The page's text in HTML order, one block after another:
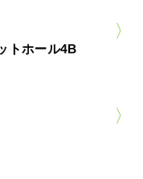
トホール4B